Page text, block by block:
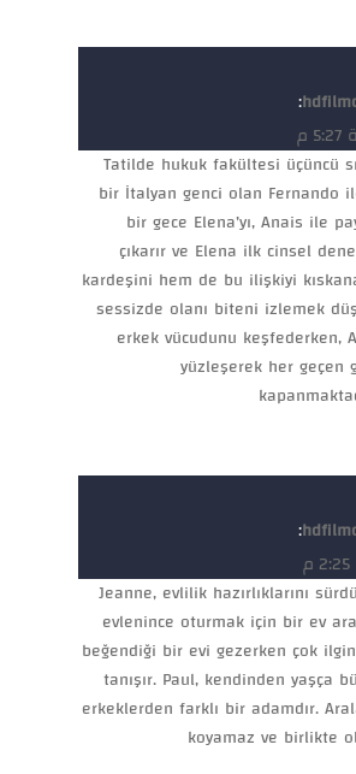
:
Tatilde hukuk fakültesi üçüncü
bir İtalyan genci olan Fernando
bir gece Elena’yı, Anais ile
çıkarır ve Elena ilk cinsel
kardeşini hem de bu ilişkiyi
sessizde olanı biteni izlemek
erkek vücudunu keşfederken,
yüzleşerek her geçen
:
Jeanne, evlilik hazırlıklarını
evlenince oturmak için bir ev
beğendiği bir evi gezerken çok
tanışır. Paul, kendinden yaşça
erkeklerden farklı bir adamdır.
koyamaz ve birlikte